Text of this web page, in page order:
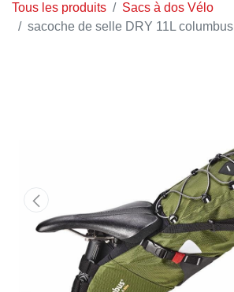
Tous les produits
Sacs à dos Vélo
sacoche de selle DRY 11L columbus